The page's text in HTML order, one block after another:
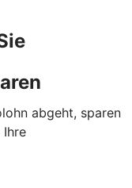
abgeht, sparen
Ihre